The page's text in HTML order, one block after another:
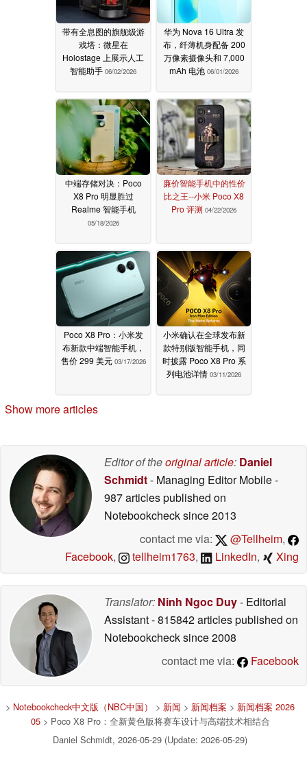
带有全息图的旗舰级游
戏塔：微星在
Holostage 上展示人工
智能助手 06/02/2026
华为 Nova 16 Ultra 发
布，纤薄机身配备 200
万像素摄像头和 7,000
mAh 电池 06/01/2026
中端存储对决：Poco
X8 Pro 明显胜过
Realme 智能手机
05/18/2026
廉价智能手机中的性价
比之王--小米 Poco X8
Pro 评测 04/22/2026
Poco X8 Pro：小米发
布新款中端智能手机，
售价 299 美元 03/17/2026
小米确认在全球发布新
款特别版智能手机，同
时披露 Poco X8 Pro 系
列电池详情 03/11/2026
Show more articles
Editor of theoriginal article: Daniel
Schmidt- Managing Editor Mobile-
987 articles published on
Notebookchecksince 2013
contact me via:
@Tellheim,
Facebook, tellheim1763, LinkedIn, Xing
Translator: Ninh Ngoc Duy- Editorial
Assistant- 815842 articles published on
Notebookchecksince 2008
contact me via:
Facebook
> Notebookcheck中文版（NBC中国） > 新闻 > 新闻档案 > 新闻档案 2026
05> Poco X8 Pro：全新黄色版将赛车设计与高端技术相结合
Daniel Schmidt, 2026-05-29 (Update: 2026-05-29)